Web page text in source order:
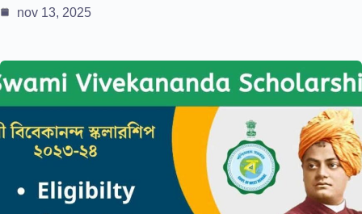
nov 13, 2025